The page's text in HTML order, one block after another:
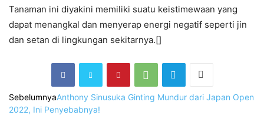
Tanaman ini diyakini memiliki suatu keistimewaan yang
dapat menangkal dan menyerap energi negatif seperti jin
dan setan di lingkungan sekitarnya.[]
SebelumnyaAnthony Sinusuka Ginting Mundur dari Japan Open
2022, Ini Penyebabnya!